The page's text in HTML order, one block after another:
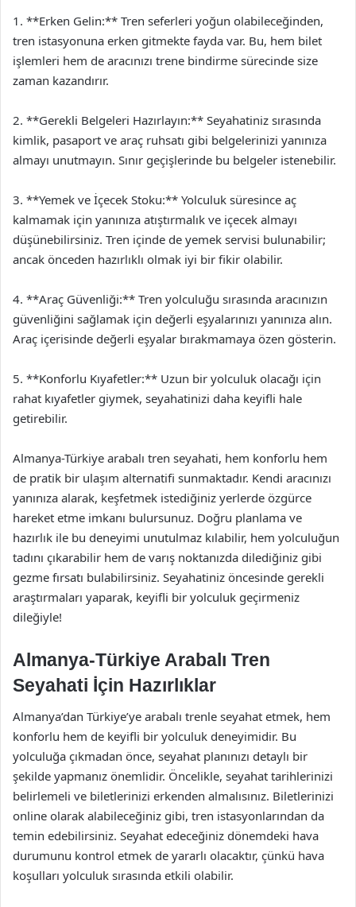
1. **Erken Gelin:** Tren seferleri yoğun olabileceğinden,
tren istasyonuna erken gitmekte fayda var. Bu, hem bilet
işlemleri hem de aracınızı trene bindirme sürecinde size
zaman kazandırır.
2. **Gerekli Belgeleri Hazırlayın:** Seyahatiniz sırasında
kimlik, pasaport ve araç ruhsatı gibi belgelerinizi yanınıza
almayı unutmayın. Sınır geçişlerinde bu belgeler istenebilir.
3. **Yemek ve İçecek Stoku:** Yolculuk süresince aç
kalmamak için yanınıza atıştırmalık ve içecek almayı
düşünebilirsiniz. Tren içinde de yemek servisi bulunabilir;
ancak önceden hazırlıklı olmak iyi bir fikir olabilir.
4. **Araç Güvenliği:** Tren yolculuğu sırasında aracınızın
güvenliğini sağlamak için değerli eşyalarınızı yanınıza alın.
Araç içerisinde değerli eşyalar bırakmamaya özen gösterin.
5. **Konforlu Kıyafetler:** Uzun bir yolculuk olacağı için
rahat kıyafetler giymek, seyahatinizi daha keyifli hale
getirebilir.
Almanya-Türkiye arabalı tren seyahati, hem konforlu hem
de pratik bir ulaşım alternatifi sunmaktadır. Kendi aracınızı
yanınıza alarak, keşfetmek istediğiniz yerlerde özgürce
hareket etme imkanı bulursunuz. Doğru planlama ve
hazırlık ile bu deneyimi unutulmaz kılabilir, hem yolculuğun
tadını çıkarabilir hem de varış noktanızda dilediğiniz gibi
gezme fırsatı bulabilirsiniz. Seyahatiniz öncesinde gerekli
araştırmaları yaparak, keyifli bir yolculuk geçirmeniz
dileğiyle!
Almanya-Türkiye Arabalı Tren
Seyahati İçin Hazırlıklar
Almanya’dan Türkiye’ye arabalı trenle seyahat etmek, hem
konforlu hem de keyifli bir yolculuk deneyimidir. Bu
yolculuğa çıkmadan önce, seyahat planınızı detaylı bir
şekilde yapmanız önemlidir. Öncelikle, seyahat tarihlerinizi
belirlemeli ve biletlerinizi erkenden almalısınız. Biletlerinizi
online olarak alabileceğiniz gibi, tren istasyonlarından da
temin edebilirsiniz. Seyahat edeceğiniz dönemdeki hava
durumunu kontrol etmek de yararlı olacaktır, çünkü hava
koşulları yolculuk sırasında etkili olabilir.